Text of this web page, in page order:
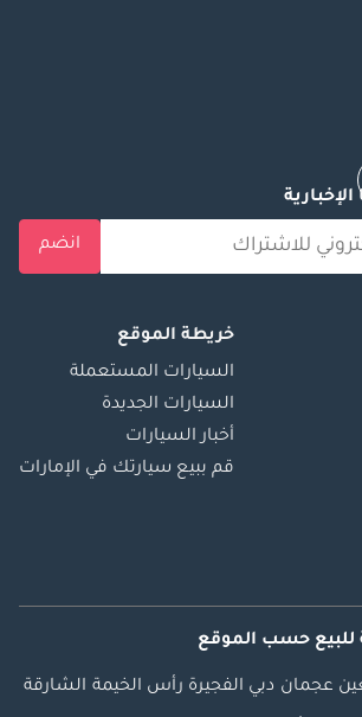
انضم
خريطة الموقع
السيارات المستعملة
السيارات الجديدة
أخبار السيارات
قم ببيع سيارتك في الإمارات
للبيع حسب الموقع
عجمان دبي الفجيرة رأس الخيمة الشارقة